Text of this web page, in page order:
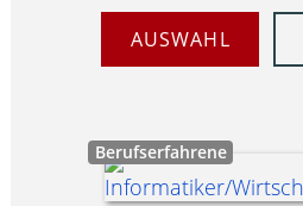
AUSWAHL
Berufserfahrene